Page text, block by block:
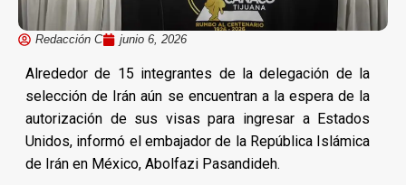
Redacción C junio 6, 2026
Alrededor de 15 integrantes de la delegación de la
selección de Irán aún se encuentran a la espera de la
autorización de sus visas para ingresar a Estados
Unidos, informó el embajador de la República Islámica
de Irán en México, Abolfazi Pasandideh.